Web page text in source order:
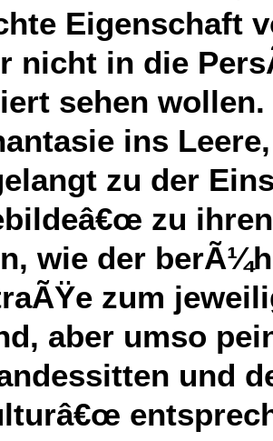
Eigenschaft
nicht in die
sehen
ins
zu der
zu
wie der
zum
aber umso
und